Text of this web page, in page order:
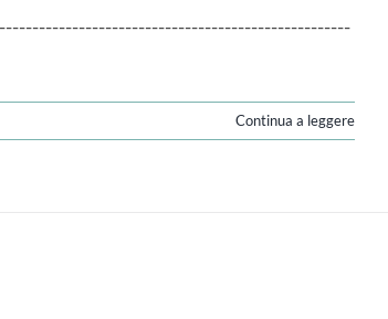
Continua a leggere